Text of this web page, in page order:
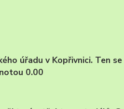
úřadu v Kopřivnici. Ten
0.00